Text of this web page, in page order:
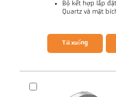
Bộ kết hợp lắp
Quartz và mặt
Tải xuống